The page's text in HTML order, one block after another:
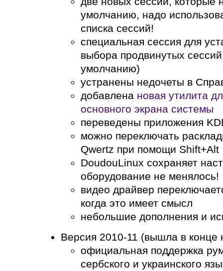
умолчанию, надо
списка сессий!
специальная сессия для
выбора продвинутых
умолчанию)
устранены недочеты в
добавлена новая утилита
основного экрана системы
переведены приложения
можно переключать
Qwertz при помощи Shift+Alt
DoudouLinux сохраняет
оборудование не менялось!
видео драйвер
когда это имеет смысл
небольшие дополнения и
Версия 2010-11 (вышла в конце
официальная поддержка
сербского и украинского